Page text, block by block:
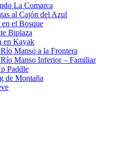
La Comarca
al Cajón del Azul
el Bosque
Biplaza
en Kayak
Manso a la Frontera
Manso Inferior – Familiar
Paddle
de Montaña